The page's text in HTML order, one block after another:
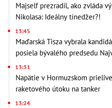
Majself prezradil, ako zvláda
Nikolasa: Ideálny tínedžer?!
13:45
Maďarská Tisza vybrala
posiela bývalého predsedu
13:31
Napätie v Hormuzskom
raketového útoku na tanker
13:24